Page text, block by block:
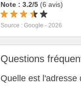
Note : 3.2/5 (6 avis)
Source : Google - 2026
Questions
Quelle est l'adresse